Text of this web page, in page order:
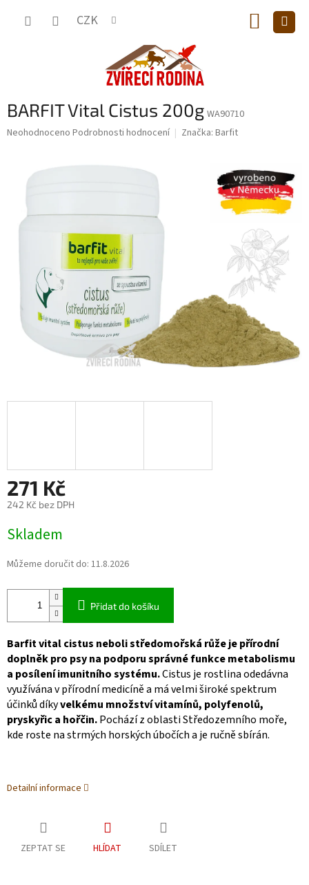
CZK
KOŠÍK
BARFIT Vital Cistus 200g WA90710
Průměrné
hvězdiček.
Neohodnoceno Podrobnosti hodnocení Značka: Barfit
271 Kč
242 Kč bez DPH
cena:
Skladem
Můžeme doručit do: 11.8.2026
Přidat do košíku
Barfit vital cistus neboli středomořská růže je přírodní
doplněk pro psy na podporu správné funkce metabolismu
a posílení imunitního systému.Cistus je rostlina odedávna
využívána v přírodní medicíně a má velmi široké spektrum
účinků díkyvelkému množství vitamínů, polyfenolů,
pryskyřic a hořčin.Pochází z oblasti Středozemního moře,
kde roste na strmých horských úbočích a je ručně sbírán.
Detailní informace
ZEPTAT SE HLÍDAT SDÍLET